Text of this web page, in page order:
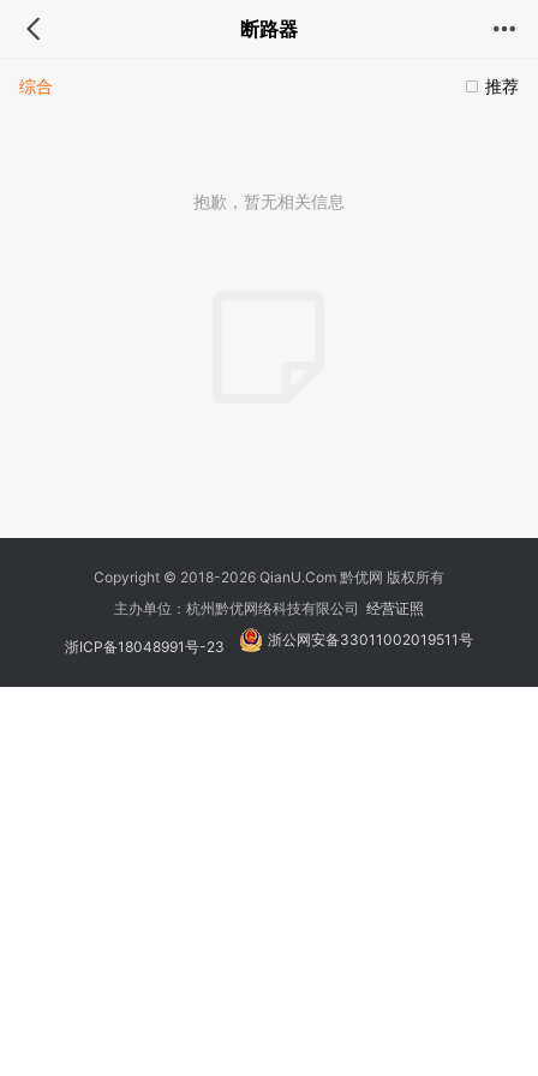
断路器
推荐
综合
抱歉，暂无相关信息
Copyright © 2018-2026 QianU.Com 黔优网 版权所有
主办单位：杭州黔优网络科技有限公司 经营证照
浙ICP备18048991号-23 浙公网安备33011002019511号